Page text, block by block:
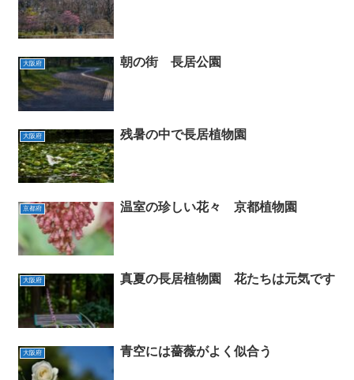
大阪府 朝の街 長居公園
大阪府 残暑の中で長居植物園
京都府 温室の珍しい花々 京都植物園
大阪府 真夏の長居植物園 花たちは元気です
大阪府 青空には薔薇がよく似合う